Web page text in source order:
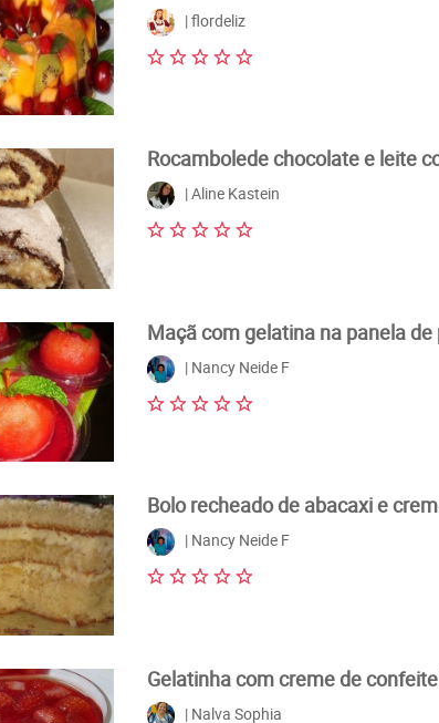
| flordeliz
Rocambolede chocolate e leite
| Aline Kastein
Maçã com gelatina na panela de
| Nancy Neide F
Bolo recheado de abacaxi e
| Nancy Neide F
Gelatinha com creme de
| Nalva Sophia